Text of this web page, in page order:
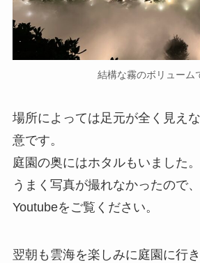
結構な霧のボリューム
場所によっては足元が全く見え
意です。
庭園の奥にはホタルもいました。
うまく写真が撮れなかったので
Youtubeをご覧ください。
翌朝も雲海を楽しみに庭園に行